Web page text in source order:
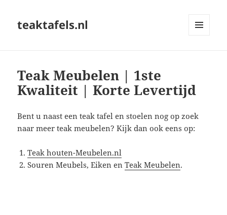
teaktafels.nl
Teak Meubelen | 1ste
Kwaliteit | Korte Levertijd
Bent u naast een teak tafel en stoelen nog op zoek
naar meer teak meubelen? Kijk dan ook eens op:
Teak houten-Meubelen.nl
Souren Meubels, Eiken enTeak Meubelen.